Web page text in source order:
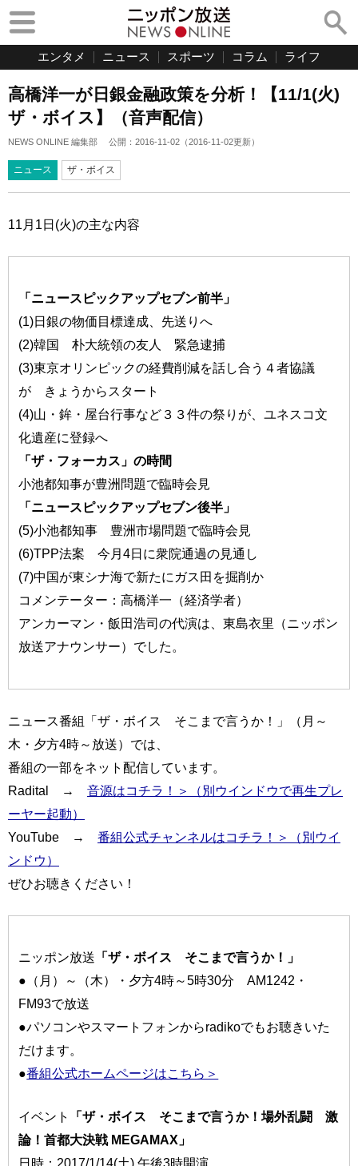
エンタメ ニュース スポーツ コラム ライフ
高橋洋一が日銀金融政策を分析！【11/1(火)
ザ・ボイス】（音声配信）
NEWS ONLINE 編集部 公開： 2016-11-02 （2016-11-02更新）
ニュース ザ・ボイス
11月1日(火)の主な内容
「ニュースピックアップセブン前半」
(1)日銀の物価目標達成、先送りへ
(2)韓国 朴大統領の友人 緊急逮捕
(3)東京オリンピックの経費削減を話し合う４者協議
が きょうからスタート
(4)山・鉾・屋台行事など３３件の祭りが、ユネスコ文
化遺産に登録へ
「ザ・フォーカス」の時間
小池都知事が豊洲問題で臨時会見
「ニュースピックアップセブン後半」
(5)小池都知事 豊洲市場問題で臨時会見
(6)TPP法案 今月4日に衆院通過の見通し
(7)中国が東シナ海で新たにガス田を掘削か
コメンテーター：高橋洋一（経済学者）
アンカーマン・飯田浩司の代演は、東島衣里（ニッポン
放送アナウンサー）でした。
ニュース番組「ザ・ボイス そこまで言うか！」（月～
木・夕方4時～放送）では、
番組の一部をネット配信しています。
Radital → 音源はコチラ！＞（別ウインドウで再生プレ
ーヤー起動）
YouTube → 番組公式チャンネルはコチラ！＞（別ウイ
ンドウ）
ぜひお聴きください！
ニッポン放送 「ザ・ボイス そこまで言うか！」
●（月）～（木）・夕方4時～5時30分 AM1242・
FM93で放送
●パソコンやスマートフォンからradikoでもお聴きいた
だけます。
●番組公式ホームページはこちら＞
イベント
「ザ・ボイス そこまで言うか！場外乱闘 激
論！首都大決戦 MEGAMAX」
日時：2017/1/14(土) 午後3時開演